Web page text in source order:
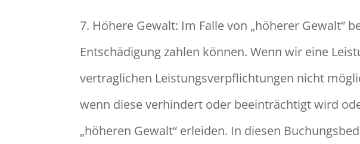
7. Höhere Gewalt: Im Falle von „höherer
Entschädigung zahlen können. Wenn wir eine
vertraglichen Leistungsverpflichtungen nicht
wenn diese verhindert oder beeinträchtigt wird
„höheren Gewalt“ erleiden. In diesen